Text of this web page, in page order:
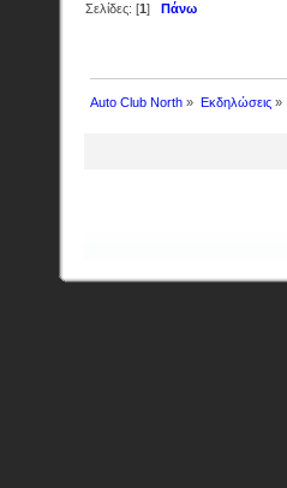
Σελίδες: [1]Πάνω
Auto Club North » Εκδηλώσεις»